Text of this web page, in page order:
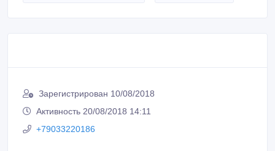
Зарегистрирован 10/08/2018
Активность 20/08/2018 14:11
+79033220186